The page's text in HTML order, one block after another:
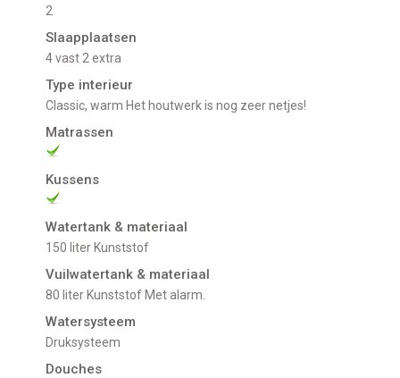
2
Slaapplaatsen
4 vast 2 extra
Type interieur
Classic, warm Het houtwerk is nog zeer netjes!
Matrassen
Kussens
Watertank & materiaal
150 liter Kunststof
Vuilwatertank & materiaal
80 liter Kunststof Met alarm.
Watersysteem
Druksysteem
Douches